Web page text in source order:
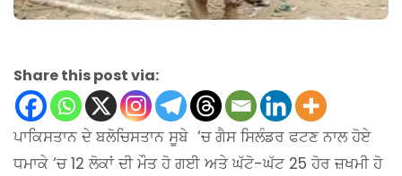
Share this post via:
ਪਾਕਿਸਤਾਨ ਦੇ ਬਲੋਚਿਸਤਾਨ ਸੂਬੇ ‘ਚ ਗੈਸ ਸਿਲੰਡਰ ਫਟਣ ਨਾਲ ਹੋਏ
ਧਮਾਕੇ ‘ਚ 12 ਲੋਕਾਂ ਦੀ ਮੌਤ ਹੋ ਗਈ ਅਤੇ ਘੱਟੋ-ਘੱਟ 25 ਹੋਰ ਜ਼ਖਮੀ ਹੋ